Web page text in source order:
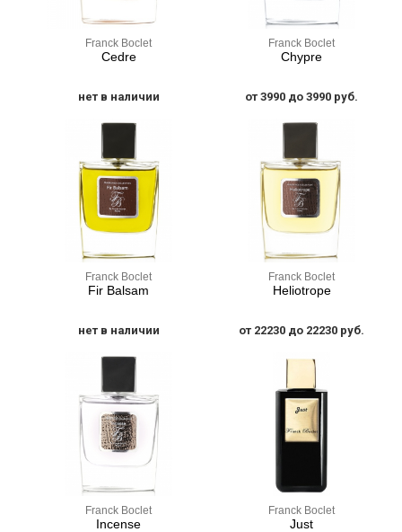
Franck Boclet
Cedre
нет в наличии
Franck Boclet
Chypre
от 3990 до 3990 руб.
Franck Boclet
Fir Balsam
нет в наличии
Franck Boclet
Heliotrope
от 22230 до 22230 руб.
Franck Boclet
Incense
Franck Boclet
Just